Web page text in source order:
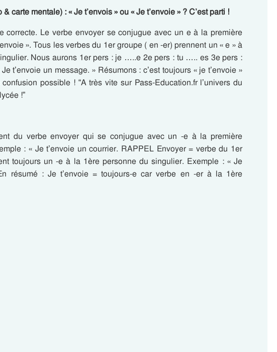
carte mentale) : « Je t’envois » ou « Je t’envoie » ? C’est parti !
correcte. Le verbe envoyer se conjugue avec un e à la première
». Tous les verbes du 1er groupe ( en -er) prennent un « e » à
Nous aurons 1er pers : je …..e 2e pers : tu ….. es 3e pers :
t’envoie un message. » Résumons : c’est toujours « je t’envoie »
possible ! “A très vite sur Pass-Education.fr l’univers du
!”
du verbe envoyer qui se conjugue avec un -e à la première
: « Je t’envoie un courrier. RAPPEL Envoyer = verbe du 1er
toujours un -e à la 1ère personne du singulier. Exemple : « Je
résumé : Je t’envoie = toujours-e car verbe en -er à la 1ère